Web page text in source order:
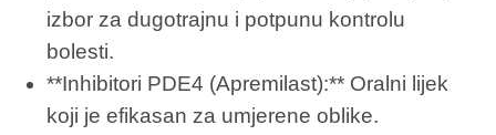
izbor za dugotrajnu i potpunu kontrolu
bolesti.
**Inhibitori PDE4 (Apremilast):** Oralni lijek
koji je efikasan za umjerene oblike.